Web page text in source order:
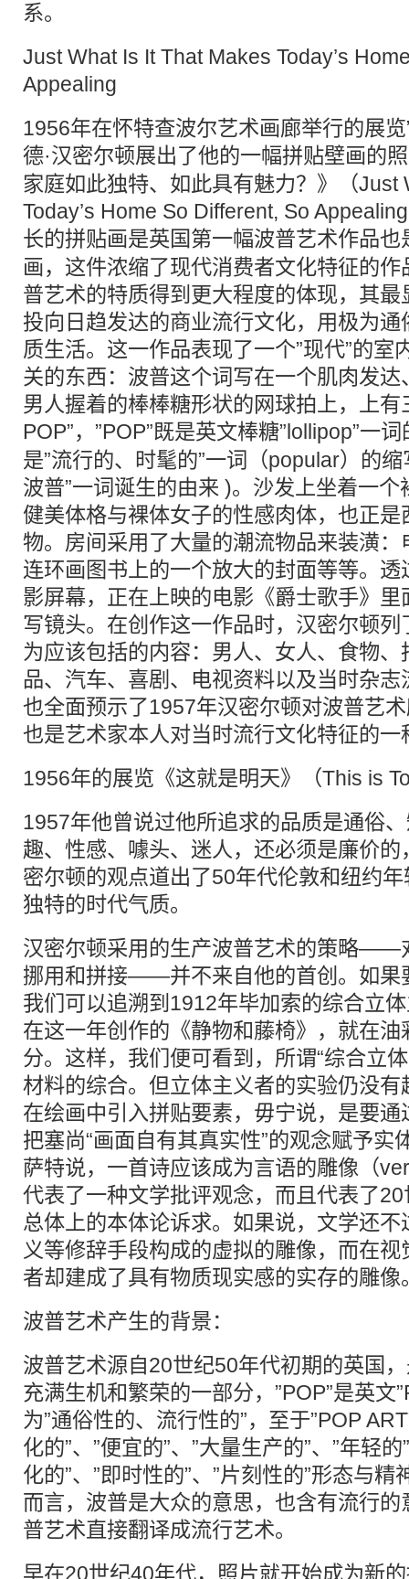
系。
Just What Is It That Makes Today’s
Appealing
1956年在怀特查波尔艺术画廊举行的展
德·汉密尔顿展出了他的一幅拼贴壁画的
家庭如此独特、如此具有魅力？》（Just
Today’s Home So Different, So
长的拼贴画是英国第一幅波普艺术作品
画，这件浓缩了现代消费者文化特征的
普艺术的特质得到更大程度的体现，其
投向日趋发达的商业流行文化，用极为
质生活。这一作品表现了一个”现代”的室
关的东西：波普这个词写在一个肌肉发
男人握着的棒棒糖形状的网球拍上，上有
POP”，”POP”既是英文棒糖”lollipop”一
是”流行的、时髦的”一词（popular）的
波普”一词诞生的由来 )。沙发上坐着一
健美体格与裸体女子的性感肉体，也正
物。房间采用了大量的潮流物品来装潢
连环画图书上的一个放大的封面等等。
影屏幕，正在上映的电影《爵士歌手》里
写镜头。在创作这一作品时，汉密尔顿
为应该包括的内容：男人、女人、食物
品、汽车、喜剧、电视资料以及当时杂
也全面预示了1957年汉密尔顿对波普艺
也是艺术家本人对当时流行文化特征的一
1956年的展览《这就是明天》（This is
1957年他曾说过他所追求的品质是通俗
趣、性感、噱头、迷人，还必须是廉价
密尔顿的观点道出了50年代伦敦和纽约
独特的时代气质。
汉密尔顿采用的生产波普艺术的策略——
挪用和拼接——并不来自他的首创。如果
我们可以追溯到1912年毕加索的综合立
在这一年创作的《静物和藤椅》，就在
分。这样，我们便可看到，所谓“综合立
材料的综合。但立体主义者的实验仍没
在绘画中引入拼贴要素，毋宁说，是要
把塞尚“画面自有其真实性”的观念赋予实
萨特说，一首诗应该成为言语的雕像（
代表了一种文学批评观念，而且代表了
总体上的本体论诉求。如果说，文学还
义等修辞手段构成的虚拟的雕像，而在
者却建成了具有物质现实感的实存的雕像
波普艺术产生的背景：
波普艺术源自20世纪50年代初期的英国
充满生机和繁荣的一部分，”POP”是英文
为”通俗性的、流行性的”，至于”POP
化的”、”便宜的”、”大量生产的”、”年轻
化的”、”即时性的”、”片刻性的”形态与
而言，波普是大众的意思，也含有流行
普艺术直接翻译成流行艺术。
早在20世纪40年代，照片就开始成为新